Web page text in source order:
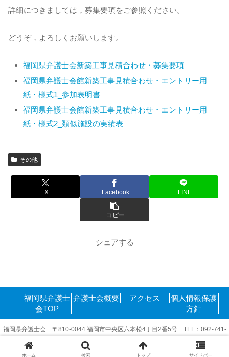
詳細につきましては，募集要項をご参照ください。
どうぞ，よろしくお願いします。
福岡県弁護士会新築工事見積合わせ・募集要項
福岡県弁護士会館新築工事見積合わせ・エントリー用
紙・様式1_参加表明書
福岡県弁護士会館新築工事見積合わせ・エントリー用
紙・様式2_類似施設の実績表
その他
X Facebook LINE
コピー
シェアする
福岡県弁護士
会TOP
弁護士会概要 アクセス
個人情報保護
方針
福岡県弁護士会 〒810-0044 福岡市中央区六本松4丁目2番5号 TEL：092-741-
Copyright©2011-2025 FukuokakenBengoshikai. All rights reserved.
ホーム 検索 トップ サイドバー